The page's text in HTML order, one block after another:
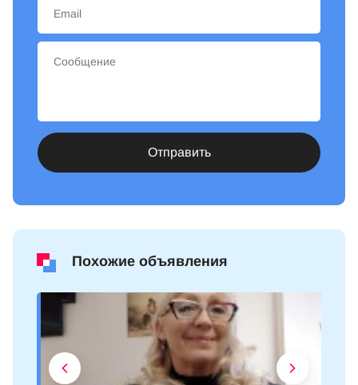
Отправить
Похожие объявления